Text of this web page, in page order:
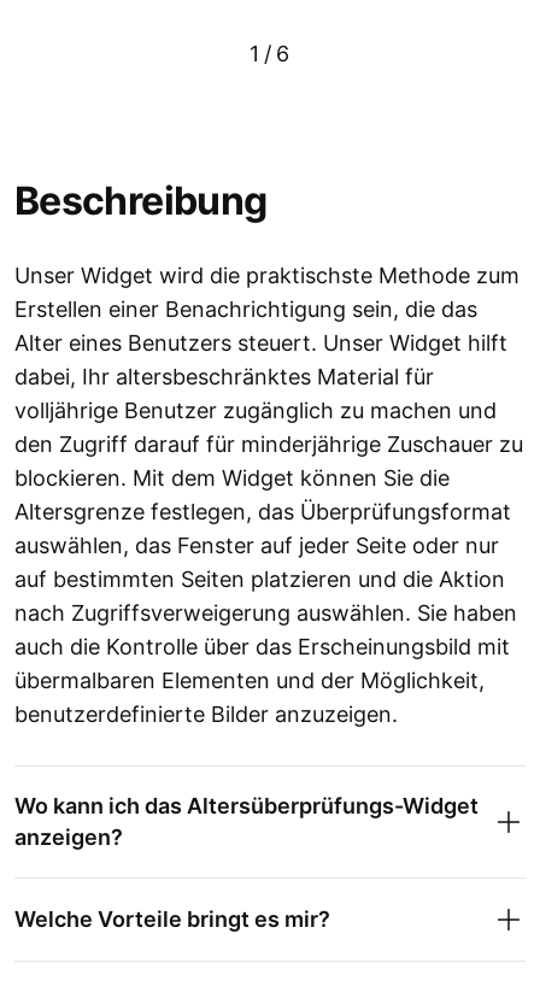
1 / 6
Beschreibung
Unser Widget wird die praktischste Methode zum
Erstellen einer Benachrichtigung sein, die das
Alter eines Benutzers steuert. Unser Widget hilft
dabei, Ihr altersbeschränktes Material für
volljährige Benutzer zugänglich zu machen und
den Zugriff darauf für minderjährige Zuschauer zu
blockieren. Mit dem Widget können Sie die
Altersgrenze festlegen, das Überprüfungsformat
auswählen, das Fenster auf jeder Seite oder nur
auf bestimmten Seiten platzieren und die Aktion
nach Zugriffsverweigerung auswählen. Sie haben
auch die Kontrolle über das Erscheinungsbild mit
übermalbaren Elementen und der Möglichkeit,
benutzerdefinierte Bilder anzuzeigen.
Wo kann ich das Altersüberprüfungs-Widget
anzeigen?
Welche Vorteile bringt es mir?